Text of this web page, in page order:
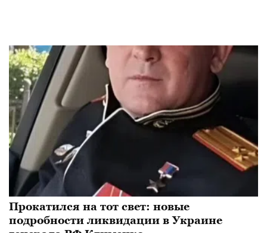
Прокатился на тот свет: новые
подробности ликвидации в Украине